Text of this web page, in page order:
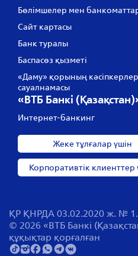
Бөлімшелер мен
Сайт картасы
Банк туралы
Баспасөз қызметі
«Даму» қорының
сауалнамасы
«ВТБ Банкі
Интернет-банкинг
Жеке тұлғалар үшін
Корпоративтік клиенттер
ҚР ҚНРДА 03.02.2020 ж. №
© 2026 «ВТБ Банкі
құқықтар қорғалған